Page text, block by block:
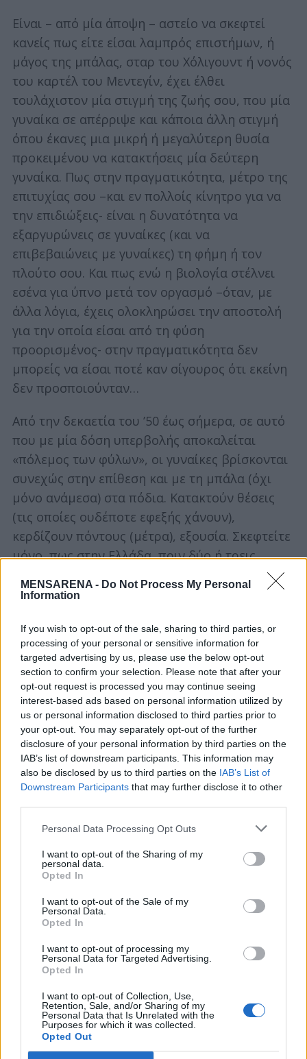
MENSARENA - Do Not Process My Personal
Information
If you wish to opt-out of the sale, sharing to third parties, or
processing of your personal or sensitive information for
targeted advertising by us, please use the below opt-out
section to confirm your selection. Please note that after your
opt-out request is processed you may continue seeing
interest-based ads based on personal information utilized by
us or personal information disclosed to third parties prior to
your opt-out. You may separately opt-out of the further
disclosure of your personal information by third parties on the
IAB’s list of downstream participants. This information may
also be disclosed by us to third parties on the IAB’s List of
Downstream Participants that may further disclose it to other
Personal Data Processing Opt Outs
I want to opt-out of the Sharing of my
personal data.
Opted In
I want to opt-out of the Sale of my
Personal Data.
Opted In
I want to opt-out of processing my
Personal Data for Targeted Advertising.
Opted In
I want to opt-out of Collection, Use,
Retention, Sale, and/or Sharing of my
Personal Data that Is Unrelated with the
Purposes for which it was collected.
Opted Out
Είναι – από μία άποψη – αστείο να σκεφτεί
κανείς πως είτε είσαι λαμπρός επιστήμων, ή
μάγος της μπάλας, σταρ του Χόλιγουντ ή νονός
του καρτέλ του Μεντεγίν, έχει έλθει
τουλάχιστον μία στιγμή της ζωής σου, που μία
γυναίκα σε απέρριψε και κάποια άλλη στιγμή
όπου έκανες μια μικρή ή μεγαλύτερη θυσία
προκειμένου να κατακτήσεις μία δεύτερη
γυναίκα. Πως στην πραγματικότητα, μέτρο της
επιτυχίας σου –και εν πολλοίς κίνητρο για να
την επιδιώξεις- είναι η δυνατότητα να
εξαργυρώνεις σε γυναίκες (και να
επιβεβαιώνεις με γυναίκες) τη φήμη ή τον
πλούτο σου. Και πως ενώ η βιολογία στέλνει
εσένα για ύπνο μετά τον οργασμό –όταν, με
άλλα λόγια, έχεις ολοκληρώσει την αποστολή
για την οποία είσαι από τη φύση
προορισμένος- στην πραγματικότητα δεν
μπορείς να είσαι ποτέ καν σίγουρος ότι εκείνη
δεν προσποιούνταν…
Από την δεκαετία του ’50 έως σήμερα, σε αυτό
που με μία δόση υπερβολής αποκαλείται
«πόλεμος των φύλων», οι γυναίκες βρίσκονται
συνεχώς στην επίθεση και με τη μπάλα (όχι
μόνο ανάμεσα) στα πόδια. Κατακτούν θέσεις
(τις οποίες ουδέποτε εφεξής χάνουν),
κερδίζουν πόντους (μέτρα), εξουσία. Σκεφτείτε
μόνο, πως στην Ελλάδα, πριν δύο ή τρεις
δεκαετίες, η Ιατρική ή οι Πολυτεχνικές Σχολές
ανδροκρατούνταν, οι διευθυντές δεν
προσωπικές τους στιγμές- και η μόνη γυναίκα
με πραγματική πολιτική ισχύ ήταν η Μελίνα
Μερκούρη. Δεν σας φαίνεται σχεδόν το ίδιο
γραφικό με τα ριγέ μαγιό των μπενμίξτ; Όσο
και το (δήθεν κτητικό) «πατρός ή συζύγου» στις
παλιές ταυτότητες;
Ξανθό trophy
Η άσκηση φέρνει την επιτυχία. Οποιοσδήποτε
χώρος με δέκα άντρες καταλήγει αργά ή
γρήγορα (συνήθως γρήγορα) να θυμίζει
τελευταίο θρανίο στο Λύκειο ή ΚΨΜ.
Οποιοσδήποτε χώρος με δέκα γυναίκες μοιάζει
επικράτησης αλλά και με άβατο για
αλλόφυλους (το «σκουπίστε τα πόδια σας πριν
μπείτε» έχει κάτι το συμβολικό). Πόσα
ανέκδοτα ξέρετε για τον Τζορτζ Μπούς και
πόσα εξ αυτών θα τολμούσατε να εκστομίσετε
μπροστά της;)
S
e
a
c
f
o
r
: